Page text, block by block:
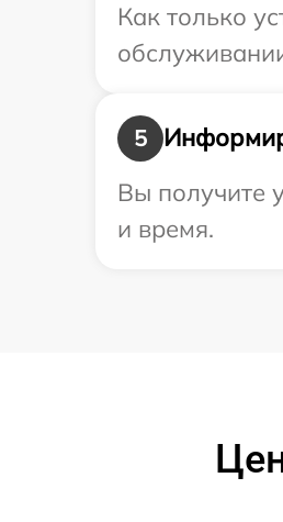
Как только
5
Вы получите
и время.